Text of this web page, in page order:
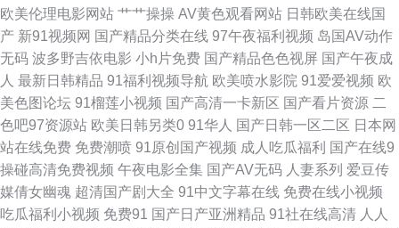
区 51豆花每日更新 a片专区 抖阴91网址 狠狠撸日日操 久久午夜无码 欧美乱
日 日韩无码资源站 亚洲精品露脸自拍 91美女艹逼网站 wwwwwww黄 都市
激情伊人 黄色废料91 麻豆mv网站入口 欧美色图网站 超碰福利av 久草99 青
青草草网 无码破解版 18福利视频导航 99热香蕉 成人视频免费网站 国产一线
二线 久久青青视频 欧美中文视频 三级性爱网 91超碰伊人在线 aa久久 岛国
欧美伦理电影网站 艹艹操操 AV黄色观看网站 日韩欧美在线国
产 新91视频网 国产精品分类在线 97午夜福利视频 岛国AV动作
无码 波多野吉依电影 小h片免费 国产精品色色视屏 国产午夜成
人 最新日韩精品 91福利视频导航 欧美喷水影院 91爱爱视频 欧
美色图论坛 91榴莲小视频 国产高清一卡新区 国产看片资源 二
色吧97资源站 欧美日韩另类0 91华人 国产日韩一区二区 日本网
站在线免费 免费潮喷 91原创国产视频 成人吃瓜福利 国产在线9
操碰高清免费视频 午夜电影全集 国产AV无码 人妻系列 爱豆传
媒倩女幽魂 超清国产剧大全 91中文字幕在线 免费在线小视频
吃瓜福利小视频 免费91 国产日产亚洲精品 91社在线高清 人人